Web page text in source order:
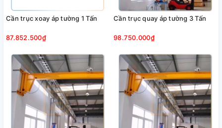
Cần trục xoay áp tường 1 Tấn
87.852.500₫
Cần trục quay áp tường 3 Tấn
98.750.000₫